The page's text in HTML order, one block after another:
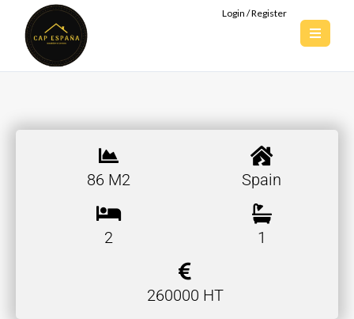
Login / Register
86 M2 Spain
2 1
260000 HT